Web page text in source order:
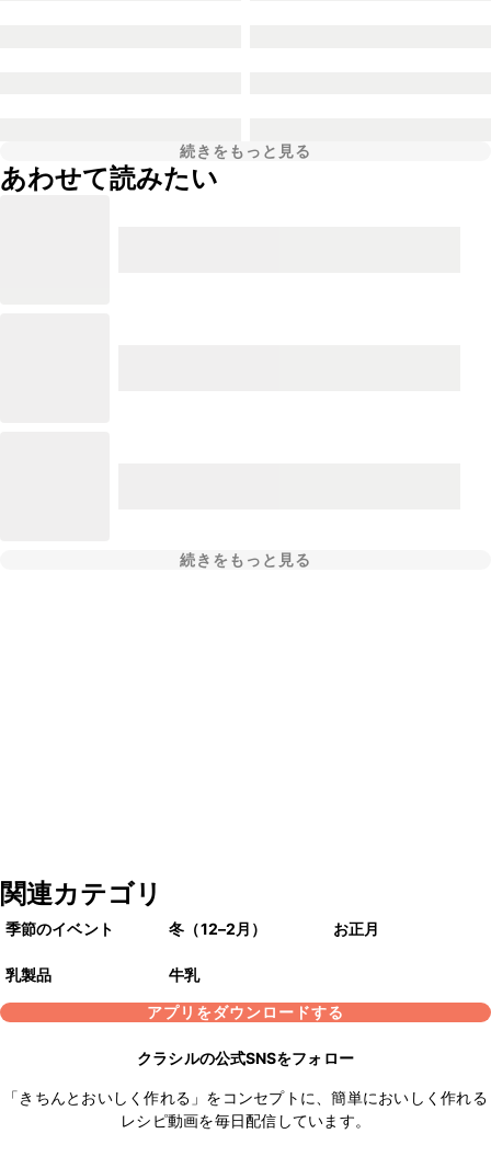
続きをもっと見る
あわせて読みたい
続きをもっと見る
関連カテゴリ
季節のイベント 冬（12–2月） お正月
乳製品
牛乳
アプリをダウンロードする
クラシルの公式SNSをフォロー
「きちんとおいしく作れる」をコンセプトに、簡単においしく作れる
レシピ動画を毎日配信しています。